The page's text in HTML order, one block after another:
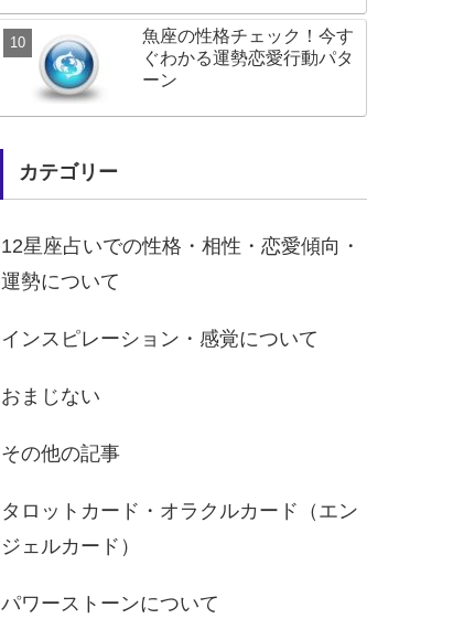
魚座の性格チェック！今す
ぐわかる運勢恋愛行動パタ
ーン
カテゴリー
12星座占いでの性格・相性・恋愛傾向・
運勢について
インスピレーション・感覚について
おまじない
その他の記事
タロットカード・オラクルカード（エン
ジェルカード）
パワーストーンについて